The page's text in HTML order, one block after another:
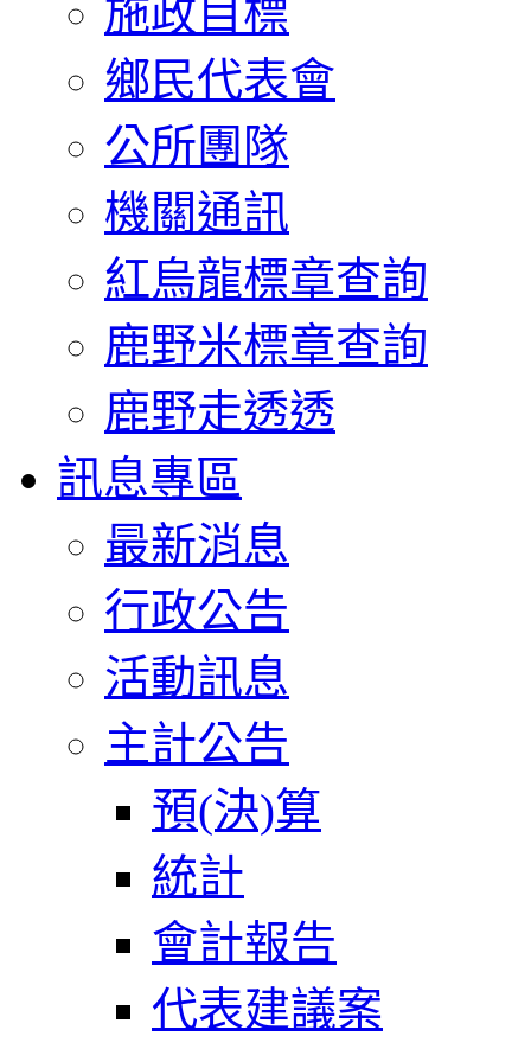
施政目標
鄉民代表會
公所團隊
機關通訊
紅烏龍標章查詢
鹿野米標章查詢
鹿野走透透
訊息專區
最新消息
行政公告
活動訊息
主計公告
預(決)算
統計
會計報告
代表建議案